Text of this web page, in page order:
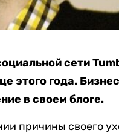
сети
этого года.
в своем блоге.
причины своего